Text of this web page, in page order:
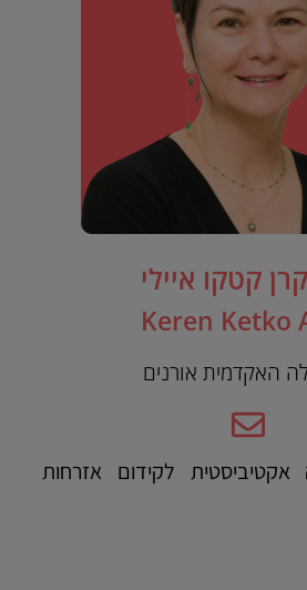
קטקו איילי
Keren Ketko
האקדמית אורנים
אקטיביסטית לקידום אזרחות